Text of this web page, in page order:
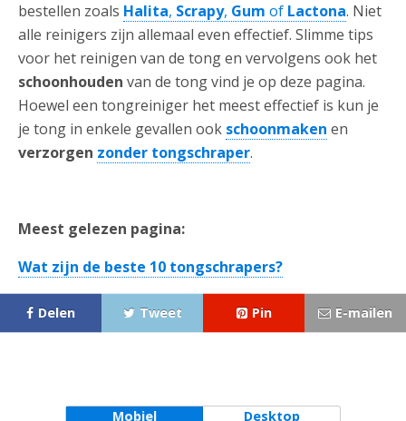
bestellen zoals Halita, Scrapy, Gum of Lactona. Niet
alle reinigers zijn allemaal even effectief. Slimme tips
voor het reinigen van de tong en vervolgens ook het
schoonhouden van de tong vind je op deze pagina.
Hoewel een tongreiniger het meest effectief is kun je
je tong in enkele gevallen ook schoonmaken en
verzorgen zonder tongschraper.
Meest gelezen pagina:
Wat zijn de beste 10 tongschrapers?
Delen Tweet Pin E-mailen
Mobiel Desktop